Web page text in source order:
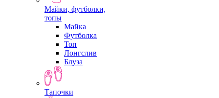
Майки, футболки,
топы
Майка
Футболка
Топ
Лонгслив
Блуза
Тапочки